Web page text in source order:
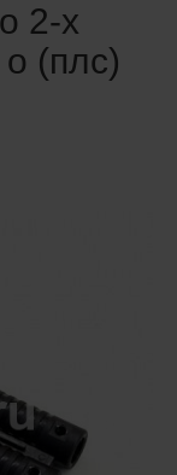
2-х
(плс)